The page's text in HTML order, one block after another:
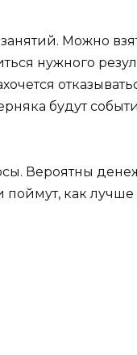
Можно
нужного
будут
Вероятны
как лучше